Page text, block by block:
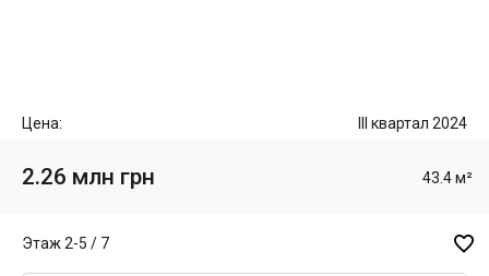
Цена: III квартал 2024
2.26 млн грн 43.4 м²
Этаж 2-5 / 7 